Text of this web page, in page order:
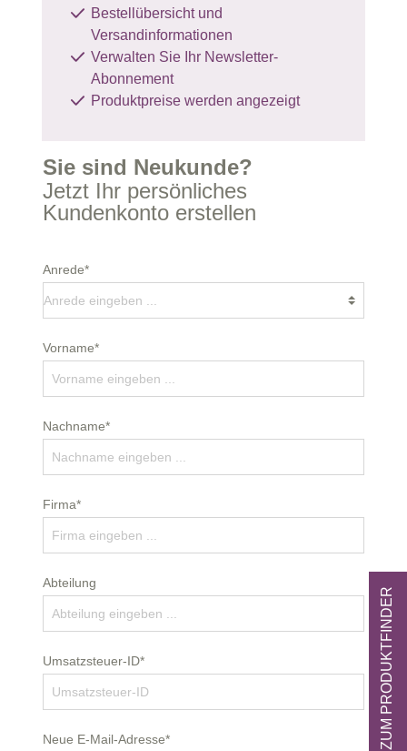
Bestellübersicht und
Versandinformationen
Verwalten Sie Ihr Newsletter-
Abonnement
Produktpreise werden angezeigt
Sie sind Neukunde?
Jetzt Ihr persönliches
Kundenkonto erstellen
Anrede*
Vorname*
Nachname*
Firma*
Abteilung
Umsatzsteuer-ID*
Neue E-Mail-Adresse* ZUM PRODUKTFINDER